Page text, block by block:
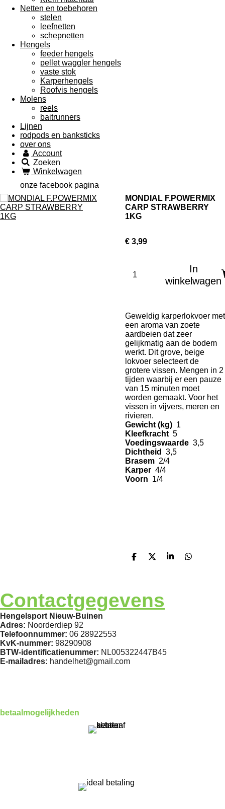
Netten en toebehoren
stelen
leefnetten
schepnetten
Hengels
feeder hengels
pellet waggler hengels
vaste stok
Karperhengels
Roofvis hengels
Molens
reels
baitrunners
Lijnen
rodpods en banksticks
over ons
Account
Zoeken
Winkelwagen
onze facebook pagina
MONDIAL F.POWERMIX
CARP STRAWBERRY
1KG
€ 3,99
In
winkelwagen
Geweldig karperlokvoer met
een aroma van zoete
aardbeien dat zeer
gelijkmatig aan de bodem
werkt. Dit grove, beige
lokvoer selecteert de
grotere vissen. Mengen in 2
tijden waarbij er een pauze
van 15 minuten moet
worden gemaakt. Voor het
vissen in vijvers, meren en
rivieren.
Gewicht (kg) 1
Kleefkracht 5
Voedingswaarde 3,5
Dichtheid
3,5
Brasem 2/4
Karper 4/4
Voorn 1/4
D
D
S
D
Contactgegevens
Hengelsport Nieuw-Buinen
Adres: Noorderdiep 92
Telefoonnummer: 06 28922553
KvK-nummer: 98290908
BTW-identificatienummer: NL005322447B45
E-mailadres: handelhet@gmail.com
betaalmogelijkheden